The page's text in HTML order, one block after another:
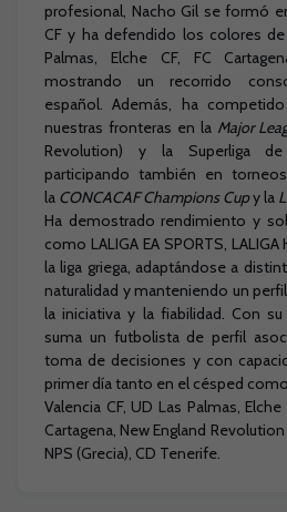
profesional, Nacho Gil se formó
CF y ha defendido los colores
Palmas, Elche CF, FC
mostrando un recorrido
español. Además, ha
nuestras fronteras en la Major
Revolution) y la Superliga
participando también en
la CONCACAF Champions Cupy la
Ha demostrado rendimiento y
como LALIGA EA SPORTS, LALIGA
la liga griega, adaptándose a
naturalidad y manteniendo un
la iniciativa y la fiabilidad. Con
suma un futbolista de perfil
toma de decisiones y con
primer día tanto en el césped
Valencia CF, UD Las Palmas,
Cartagena, New England
NPS (Grecia), CD Tenerife.